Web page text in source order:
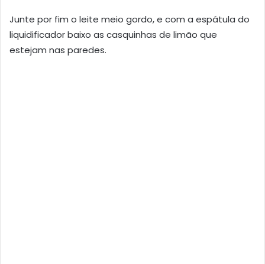
Junte por fim o leite meio gordo, e com a espátula do
liquidificador baixo as casquinhas de limão que
estejam nas paredes.